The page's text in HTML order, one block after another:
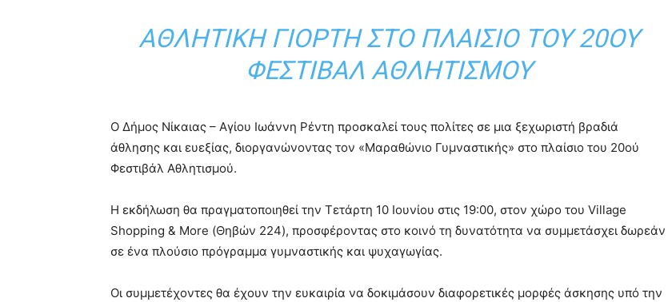
ΑΘΛΗΤΙΚΉ ΓΙΟΡΤΉ ΣΤΟ ΠΛΑΊΣΙΟ ΤΟΥ 20ΟΎ
ΦΕΣΤΙΒΆΛ ΑΘΛΗΤΙΣΜΟΎ
Ο Δήμος Νίκαιας – Αγίου Ιωάννη Ρέντη προσκαλεί τους πολίτες σε μια ξεχωριστή βραδιά
άθλησης και ευεξίας, διοργανώνοντας τον «Μαραθώνιο Γυμναστικής» στο πλαίσιο του 20ού
Φεστιβάλ Αθλητισμού.
Η εκδήλωση θα πραγματοποιηθεί την Τετάρτη 10 Ιουνίου στις 19:00, στον χώρο του Village
Shopping & More (Θηβών 224), προσφέροντας στο κοινό τη δυνατότητα να συμμετάσχει δωρεάν
σε ένα πλούσιο πρόγραμμα γυμναστικής και ψυχαγωγίας.
Οι συμμετέχοντες θα έχουν την ευκαιρία να δοκιμάσουν διαφορετικές μορφές άσκησης υπό την